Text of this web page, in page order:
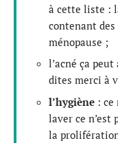
à cette liste :
contenant des
ménopause ;
l’acné ça
dites merci à
l’hygiène : ce
laver ce n’est
la